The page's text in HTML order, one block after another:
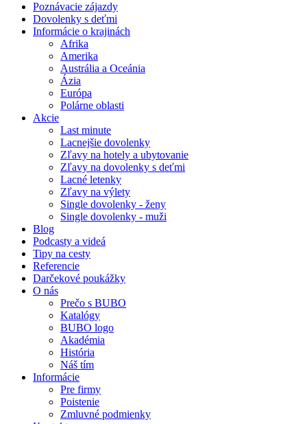
Poznávacie zájazdy
Dovolenky s deťmi
Informácie o krajinách
Afrika
Amerika
Austrália a Oceánia
Ázia
Európa
Polárne oblasti
Akcie
Last minute
Lacnejšie dovolenky
Zľavy na hotely a ubytovanie
Zľavy na dovolenky s deťmi
Lacné letenky
Zľavy na výlety
Single dovolenky - ženy
Single dovolenky - muži
Blog
Podcasty a videá
Tipy na cesty
Referencie
Darčekové poukážky
O nás
Prečo s BUBO
Katalógy
BUBO logo
Akadémia
História
Náš tím
Informácie
Pre firmy
Poistenie
Zmluvné podmienky